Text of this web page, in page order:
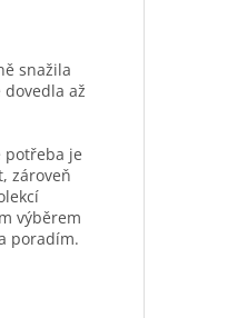
snažila
až
potřeba je
zároveň
výběrem
poradím.